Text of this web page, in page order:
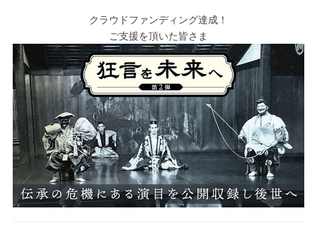
クラウドファンディング達成！
ご支援を頂いた皆さま